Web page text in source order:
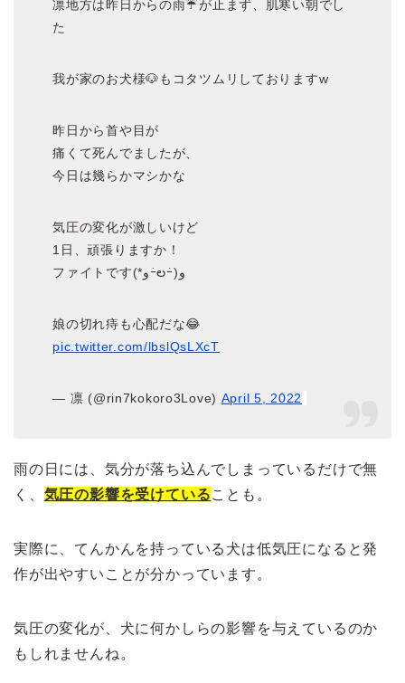
凛地方は昨日からの雨☔が止まず、肌寒い朝でし
た
我が家のお犬様🐶もコタツムリしておりますw
昨日から首や目が
痛くて死んでましたが、
今日は幾らかマシかな
気圧の変化が激しいけど
1日、頑張りますか！
ファイトです(*وｰ̀లｰ́)و
娘の切れ痔も心配だな😂
pic.twitter.com/lbslQsLXcT
— 凛 (@rin7kokoro3Love) April 5, 2022
雨の日には、気分が落ち込んでしまっているだけで無
く、 気圧の影響を受けていることも。
実際に、てんかんを持っている犬は低気圧になると発
作が出やすいことが分かっています。
気圧の変化が、犬に何かしらの影響を与えているのか
もしれませんね。